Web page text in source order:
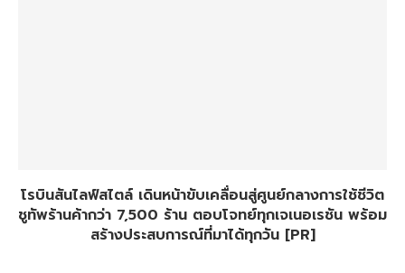
โรบินสันไลฟ์สไตล์ เดินหน้าขับเคลื่อนสู่ศูนย์กลางการใช้ชีวิต
ชูทัพร้านค้ากว่า 7,500 ร้าน ตอบโจทย์ทุกเจเนอเรชัน พร้อม
สร้างประสบการณ์ที่มาได้ทุกวัน [PR]